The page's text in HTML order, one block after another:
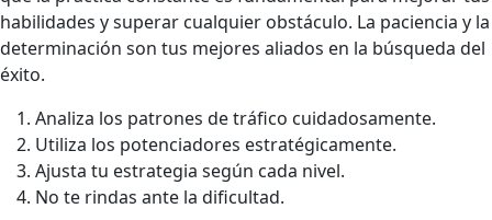
habilidades y superar cualquier obstáculo. La paciencia y la
determinación son tus mejores aliados en la búsqueda del
éxito.
Analiza los patrones de tráfico cuidadosamente.
Utiliza los potenciadores estratégicamente.
Ajusta tu estrategia según cada nivel.
No te rindas ante la dificultad.